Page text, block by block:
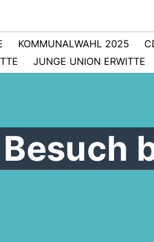
KOMMUNALWAHL 2025
JUNGE UNION ERWITTE